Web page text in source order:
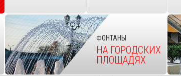
ФОНТАНЫ
НА ГОРОДСКИХ
ПЛОЩАДЯХ